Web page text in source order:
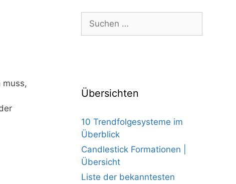
Suchen
nach:
Übersichten
10 Trendfolgesysteme im
Überblick
Candlestick Formationen |
Übersicht
Liste der bekanntesten